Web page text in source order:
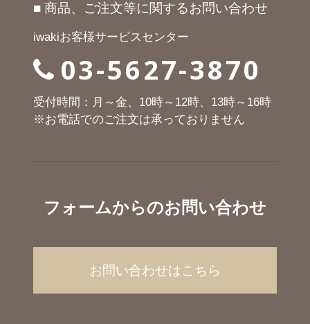
■ 商品、ご注文等に関するお問い合わせ
iwakiお客様サービスセンター
03-5627-3870
受付時間：月～金、10時～12時、13時～16時
※お電話でのご注文は承っておりません
フォームからのお問い合わせ
お問い合わせはこちら